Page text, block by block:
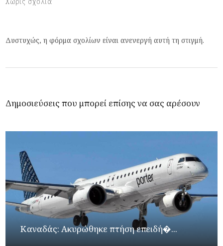
Δυστυχώς, η φόρμα σχολίων είναι ανενεργή αυτή τη στιγμή.
Δημοσιεύσεις που μπορεί επίσης να σας αρέσουν
Καναδάς: Ακυρώθηκε πτήση επειδή�...